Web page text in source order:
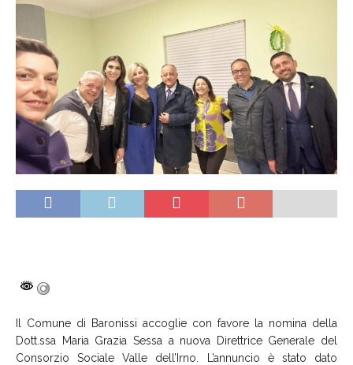
Il Comune di Baronissi accoglie con favore la nomina della
Dott.ssa Maria Grazia Sessa a nuova Direttrice Generale del
Consorzio Sociale Valle dell’Irno. L’annuncio è stato dato